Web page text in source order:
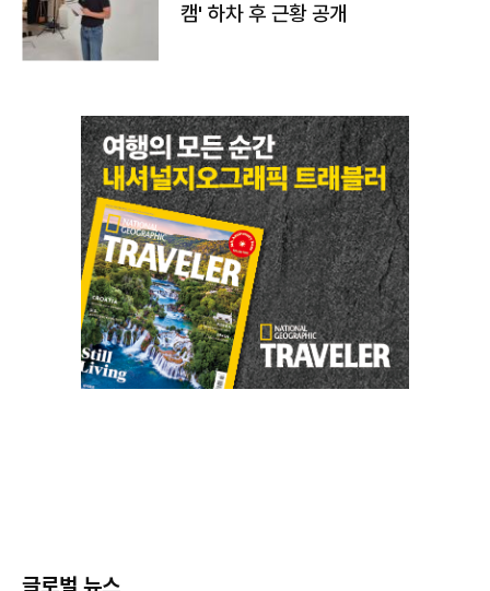
캠' 하차 후 근황 공개
글로벌 뉴스